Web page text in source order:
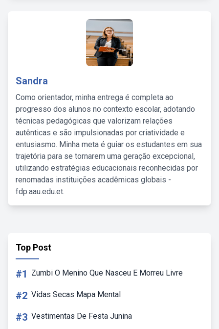
Sandra
Como orientador, minha entrega é completa ao
progresso dos alunos no contexto escolar, adotando
técnicas pedagógicas que valorizam relações
autênticas e são impulsionadas por criatividade e
entusiasmo. Minha meta é guiar os estudantes em sua
trajetória para se tornarem uma geração excepcional,
utilizando estratégias educacionais reconhecidas por
renomadas instituições acadêmicas globais -
fdp.aau.edu.et.
Top Post
#1 Zumbi O Menino Que Nasceu E Morreu Livre
#2 Vidas Secas Mapa Mental
#3 Vestimentas De Festa Junina